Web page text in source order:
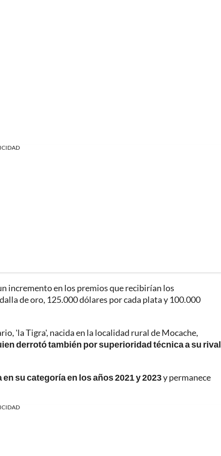
incremento en los premios que recibirían los
de oro, 125.000 dólares por cada plata y 100.000
'la Tigra', nacida en la localidad rural de Mocache,
derrotó también por superioridad técnica a su rival
su categoría en los años 2021 y 2023y permanece